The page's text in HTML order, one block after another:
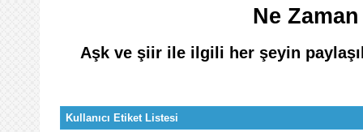
Ne
Aşk ve şiir ile ilgili her şeyin
Kullanıcı Etiket Listesi